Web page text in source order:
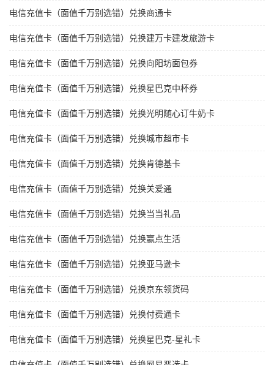
电信充值卡（面值千万别选错）兑换商通卡
电信充值卡（面值千万别选错）兑换建万卡建发旅游卡
电信充值卡（面值千万别选错）兑换向阳坊面包券
电信充值卡（面值千万别选错）兑换星巴克中杯券
电信充值卡（面值千万别选错）兑换光明随心订牛奶卡
电信充值卡（面值千万别选错）兑换城市超市卡
电信充值卡（面值千万别选错）兑换肯德基卡
电信充值卡（面值千万别选错）兑换关爱通
电信充值卡（面值千万别选错）兑换当当礼品
电信充值卡（面值千万别选错）兑换赢点生活
电信充值卡（面值千万别选错）兑换亚马逊卡
电信充值卡（面值千万别选错）兑换京东领货码
电信充值卡（面值千万别选错）兑换付费通卡
电信充值卡（面值千万别选错）兑换星巴克-星礼卡